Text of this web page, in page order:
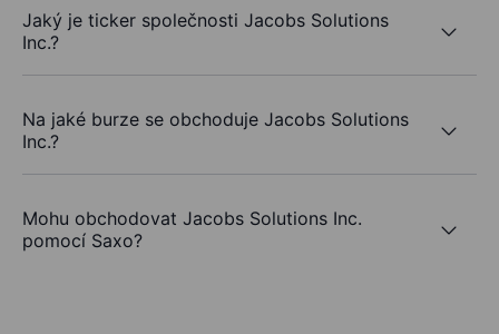
Jaký je ticker společnosti Jacobs Solutions
Inc.?
Na jaké burze se obchoduje Jacobs Solutions
Inc.?
Mohu obchodovat Jacobs Solutions Inc.
pomocí Saxo?